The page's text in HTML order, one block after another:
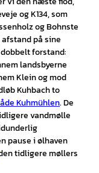
og K134, som
og Bohnste
på sine
forstand:
landsbyerne
Klein og mod
Kuhbach to
Kuhmühlen. De
vandmølle
pause i ølhaven
tidligere møllers